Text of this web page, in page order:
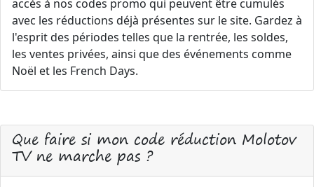
accès à nos codes promo qui peuvent être cumulés
avec les réductions déjà présentes sur le site. Gardez à
l'esprit des périodes telles que la rentrée, les soldes,
les ventes privées, ainsi que des événements comme
Noël et les French Days.
Que faire si mon code réduction Molotov
TV ne marche pas ?